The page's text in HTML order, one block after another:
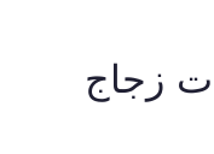
زجاج